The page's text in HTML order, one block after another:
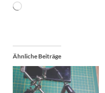
Wird
Ähnliche Beiträge